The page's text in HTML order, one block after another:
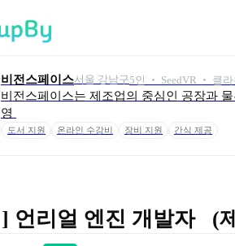
비전스페이스서울 강남구5인 ‧ SeedVR ‧ 클
비전스페이스는 제조업의 중심인 공장과
영
도서 지원 온라인 수강비 장비 지원 간식 제공
언리얼 엔진 개발자   (